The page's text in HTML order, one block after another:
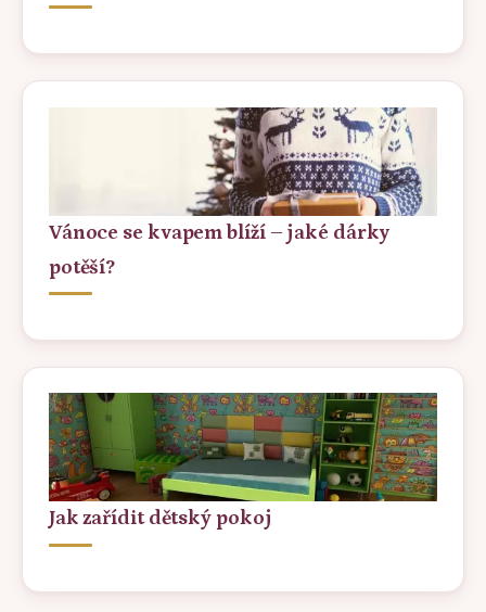
Vánoce se kvapem blíží – jaké dárky
potěší?
Jak zařídit dětský pokoj